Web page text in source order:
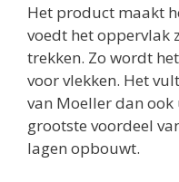
Het product maakt
voedt het oppervlak
trekken. Zo wordt
voor vlekken. Het
van Moeller dan
grootste voordeel
lagen opbouwt.